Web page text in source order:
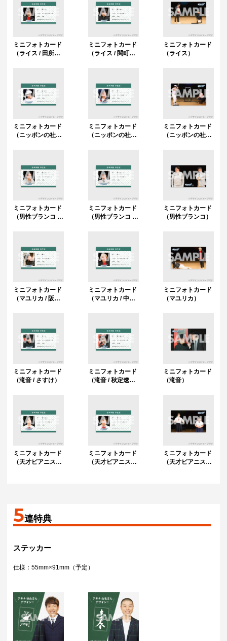
ミニフォトカード
（ライス / 田所
ミニフォトカード
（ライス / 関町知
ミニフォトカード
（ライス）
ミニフォトカード
（ニッポンの社長
ミニフォトカード
（ニッポンの社長
ミニフォトカード
（ニッポンの社
ミニフォトカード
（男性ブランコ /
ミニフォトカード
（男性ブランコ /
ミニフォトカード
（男性ブランコ）
ミニフォトカード
（マユリカ / 阪
ミニフォトカード
（マユリカ / 中
ミニフォトカード
（マユリカ）
ミニフォトカード
（滝音 / さすけ）
ミニフォトカード
（滝音 / 秋定遼太
ミニフォトカード
（滝音）
ミニフォトカード
（天才ピアニスト
ミニフォトカード
（天才ピアニスト
ミニフォトカード
（天才ピアニス
5連特典
ステッカー
仕様：55mm×91mm（予定）